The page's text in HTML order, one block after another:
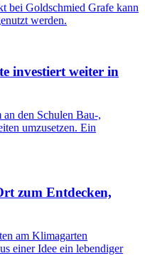
bei Goldschmied Grafe kann
werden.
investiert weiter in
den Schulen Bau-,
umzusetzen. Ein
zum Entdecken,
am Klimagarten
einer Idee ein lebendiger